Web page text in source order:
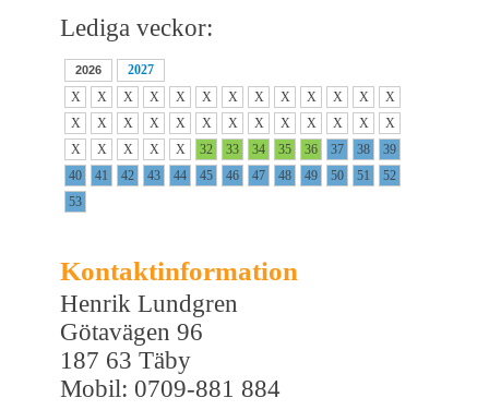
Lediga veckor:
2026
2027
X
X X X X X X X X X X X
X
X
X X X X X X X X X X X
X
X
X X X X 32 33 34 35 36 37 38
39
40
41 42 43 44 45 46 47 48 49 50 51
52
53
Kontaktinformation
Henrik Lundgren
Götavägen 96
187 63 Täby
Mobil: 0709-881 884